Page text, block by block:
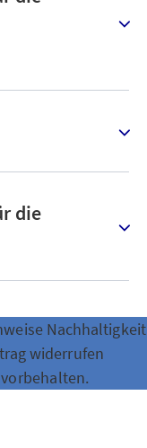
die
Nachhaltigkeit
widerrufen